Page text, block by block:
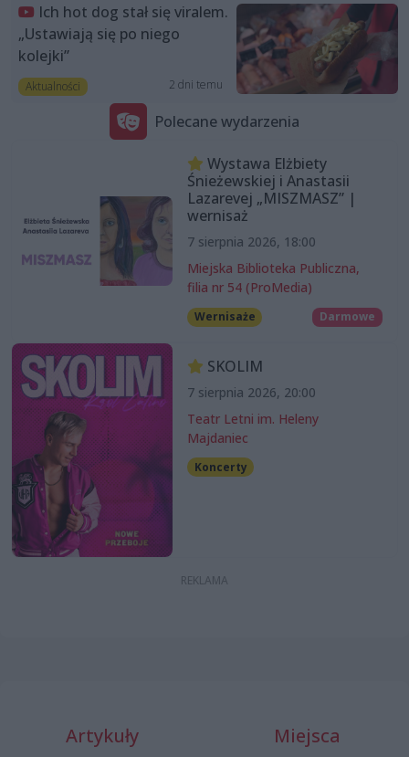
Ich hot dog stał się viralem.
„Ustawiają się po niego
kolejki”
Aktualności 2 dni temu
Polecane wydarzenia
Wystawa Elżbiety
Śnieżewskiej i Anastasii
Lazarevej „MISZMASZ” |
wernisaż
7 sierpnia 2026, 18:00
Miejska Biblioteka Publiczna,
filia nr 54 (ProMedia)
Wernisaże Darmowe
SKOLIM
7 sierpnia 2026, 20:00
Teatr Letni im. Heleny
Majdaniec
Koncerty
Artykuły Miejsca